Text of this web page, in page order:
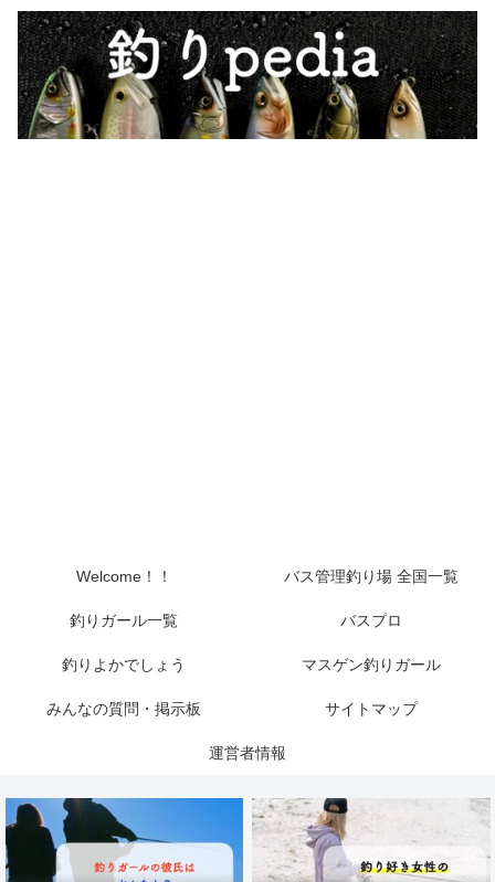
Welcome！！ バス管理釣り場 全国一覧
釣りガール一覧 バスプロ
釣りよかでしょう マスゲン釣りガール
みんなの質問・掲示板 サイトマップ
運営者情報